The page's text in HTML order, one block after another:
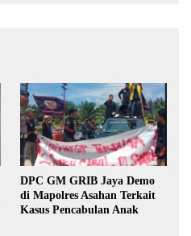
DPC GM GRIB Jaya Demo
di Mapolres Asahan Terkait
Kasus Pencabulan Anak